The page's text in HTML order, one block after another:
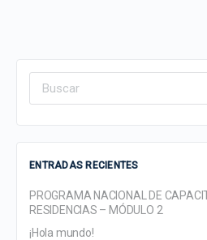
Search
ENTRADAS RECIENTES
PROGRAMA NACIONAL DE
RESIDENCIAS – MÓDULO 2
¡Hola mundo!